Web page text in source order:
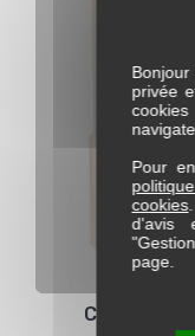
Corps du
privée
Pour
cookies
d'avis
page.